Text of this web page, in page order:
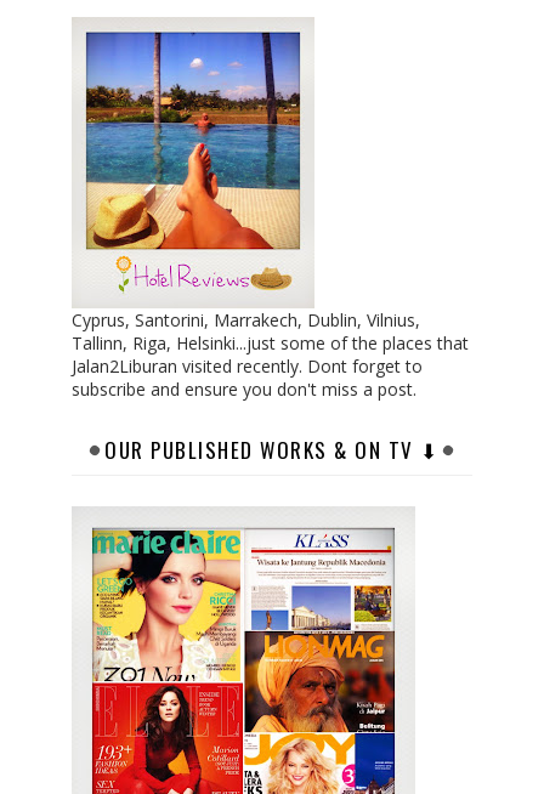
Cyprus, Santorini, Marrakech, Dublin, Vilnius,
Tallinn, Riga, Helsinki...just some of the places that
Jalan2Liburan visited recently. Dont forget to
subscribe and ensure you don't miss a post.
OUR PUBLISHED WORKS & ON TV ⬇︎